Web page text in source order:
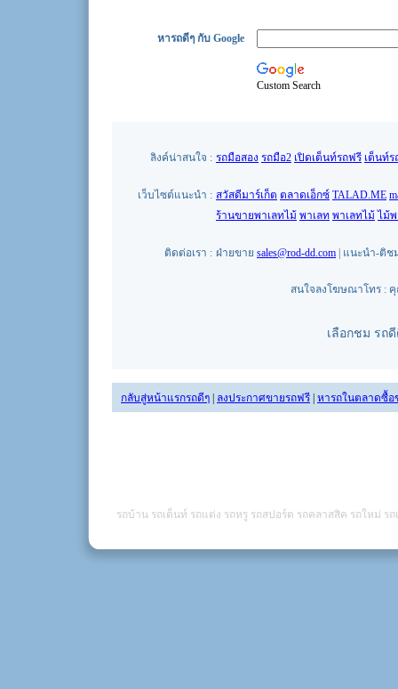
หารถดีๆ กับ Google
Custom Search
ลิงค์น่าสนใจ : รถมือสอง รถมือ2 เปิดเต็นท์รถฟรี เต็นท์ร
เว็บไซต์แนะนำ : สวัสดีมาร์เก็ต ตลาดเอ็กซ์ TALAD.ME
ร้านขายพาเลทไม้ พาเลท พาเลทไม้ ไม้พ
ติดต่อเรา : ฝ่ายขาย sales@rod-dd.com | แนะนำ-ติ
สนใจลงโฆษณาโทร : คุ
เลือกชม รถ
กลับสู่หน้าแรกรถดีๆ ลงประกาศขายรถฟรี หารถในตลาดซื้อ
รถบ้าน รถเต็นท์ รถแต่ง รถหรู รถสปอร์ต รถคลาสสิค รถใหม่ รถ